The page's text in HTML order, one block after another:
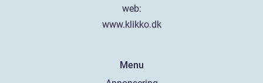
web:
www.klikko.dk
Menu